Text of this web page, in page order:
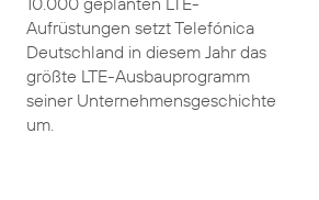
Aufrüstungen setzt Telefónica
Deutschland in diesem Jahr das
größte LTE-Ausbauprogramm
seiner Unternehmensgeschichte
um.